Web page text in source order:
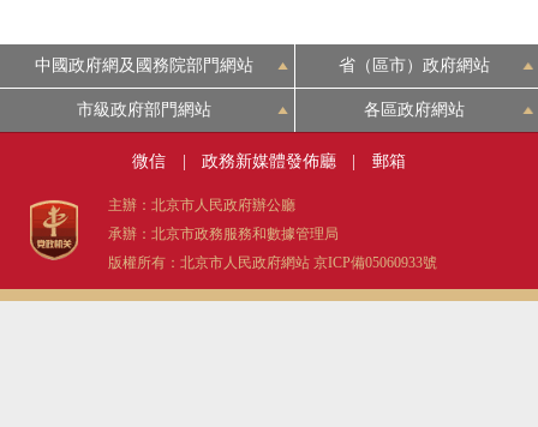
中國政府網及國務院部門網站 省（區市）政府網站
市級政府部門網站 各區政府網站
微信 政務新媒體發佈廳 郵箱
主辦：北京市人民政府辦公廳
承辦：北京市政務服務和數據管理局
版權所有：北京市人民政府網站 京ICP備05060933號